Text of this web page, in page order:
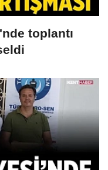
toplantı